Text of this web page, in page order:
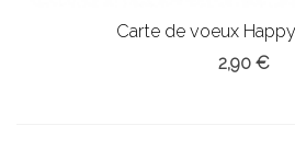
Carte de voeux
2,90 €